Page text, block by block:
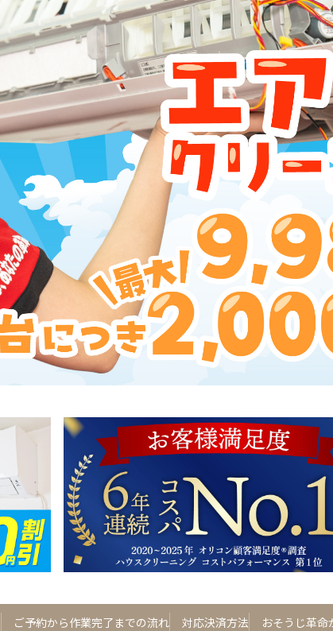
ご予約から作業完了までの流れ 対応決済方法 おそうじ革命